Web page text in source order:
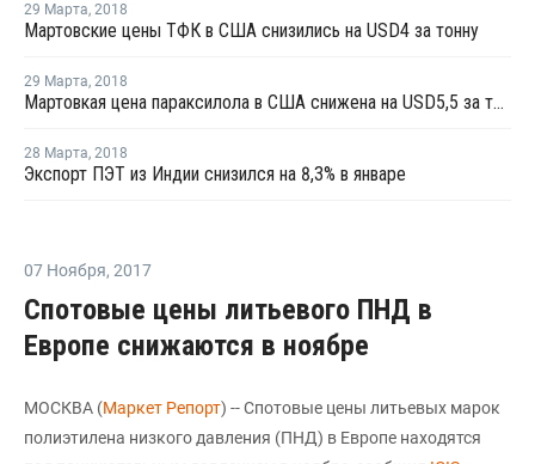
29 Марта, 2018
Мартовские цены ТФК в США снизились на USD4 за тонну
29 Марта, 2018
Мартовкая цена параксилола в США снижена на USD5,5 за тонну
28 Марта, 2018
Экспорт ПЭТ из Индии снизился на 8,3% в январе
07 Ноября, 2017
Спотовые цены литьевого ПНД в
Европе снижаются в ноябре
МОСКВА (Маркет Репорт) -- Спотовые цены литьевых марок
полиэтилена низкого давления (ПНД) в Европе находятся